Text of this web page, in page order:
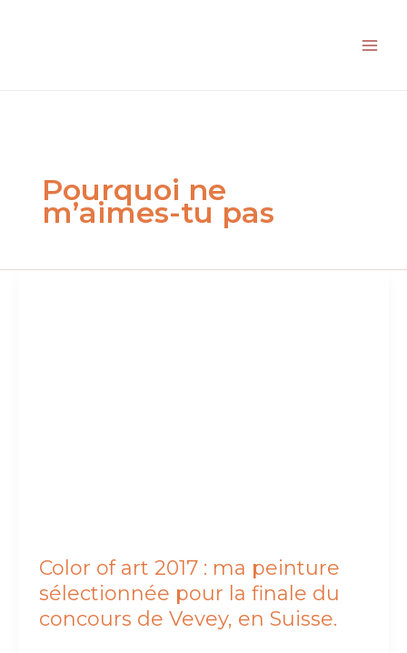
Pourquoi ne
m’aimes-tu pas
Color of art 2017 : ma peinture
sélectionnée pour la finale du
concours de Vevey, en Suisse.